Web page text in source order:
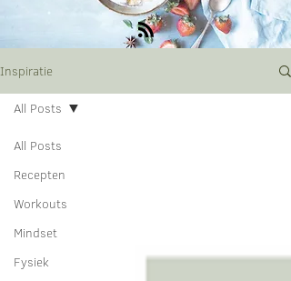
Inspiratie
All Posts
Recepten
Workouts
Mindset
Fysiek
All Posts